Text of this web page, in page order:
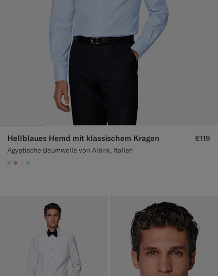
Hellblaues Hemd mit klassischem Kragen
Ägyptische Baumwolle von Albini, Italien
€119
#CCDCF9
#DAA1B6
#F1EFE8
#CCDCF9